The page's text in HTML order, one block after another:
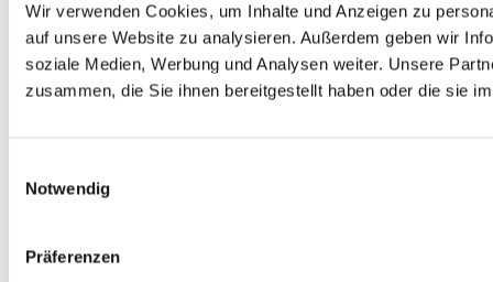
Wir verwenden Cookies, um Inhalte und Anzeigen zu
auf unsere Website zu analysieren. Außerdem geben wir
soziale Medien, Werbung und Analysen weiter. Unsere
zusammen, die Sie ihnen bereitgestellt haben oder die sie
Notwendig
Präferenzen